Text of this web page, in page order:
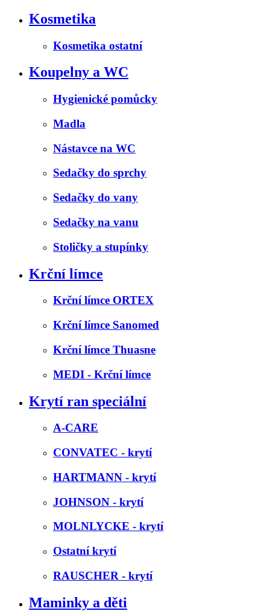
Kosmetika
Kosmetika ostatní
Koupelny a WC
Hygienické pomůcky
Madla
Nástavce na WC
Sedačky do sprchy
Sedačky do vany
Sedačky na vanu
Stoličky a stupínky
Krční límce
Krční límce ORTEX
Krční límce Sanomed
Krční límce Thuasne
MEDI - Krční límce
Krytí ran speciální
A-CARE
CONVATEC - krytí
HARTMANN - krytí
JOHNSON - krytí
MOLNLYCKE - krytí
Ostatní krytí
RAUSCHER - krytí
Maminky a děti